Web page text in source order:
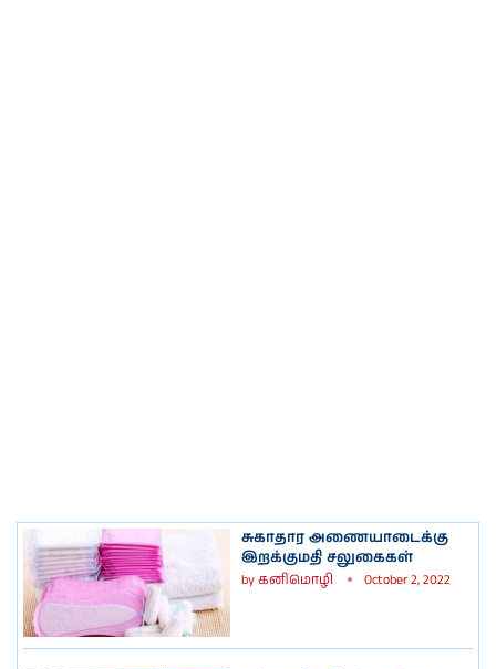
சுகாதார அணையாடைக்கு
இறக்குமதி சலுகைகள்
byகனிமொழி October 2, 2022